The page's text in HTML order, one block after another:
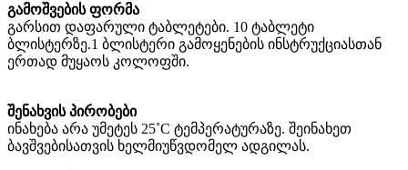
გამოშვების ფორმა
გარსით დაფარული ტაბლეტები. 10 ტაბლეტი
ბლისტერზე. 1 ბლისტერი გამოყენების ინსტრუქციასთან
ერთად მუყაოს კოლოფში.
შენახვის პირობები
ინახება არა უმეტეს 25˚C ტემპერატურაზე. შეინახეთ
ბავშვებისათვის ხელმიუწვდომელ ადგილას.